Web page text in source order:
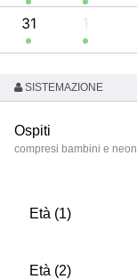
31 1
SISTEMAZIONE
Ospiti
compresi bambini e
Età (1)
Età (2)